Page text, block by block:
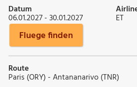
Datum
06.01.2027 - 30.01.2027 ET
Fluege finden
Route
Paris (ORY) - Antananarivo (TNR)